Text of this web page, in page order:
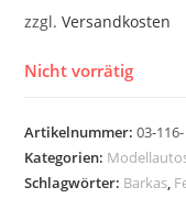
zzgl.Versandkosten
Nicht vorrätig
Artikelnummer:03-116-
Kategorien:
Schlagwörter: Barkas,